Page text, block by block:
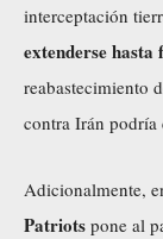
interceptación
extenderse hasta
reabastecimiento
contra Irán podría
Adicionalmente,
Patriots pone al